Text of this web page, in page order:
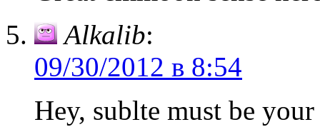
Alkalib:
09/30/2012 в 8:54
Hey, sublte must be